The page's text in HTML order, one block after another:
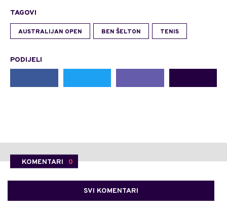
TAGOVI
AUSTRALIJAN OPEN BEN ŠELTON TENIS
PODIJELI
KOMENTARI 0
SVI KOMENTARI